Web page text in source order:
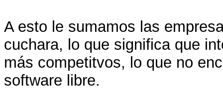
A esto le sumamos las
cuchara, lo que significa que
más competitvos, lo que no
software libre.